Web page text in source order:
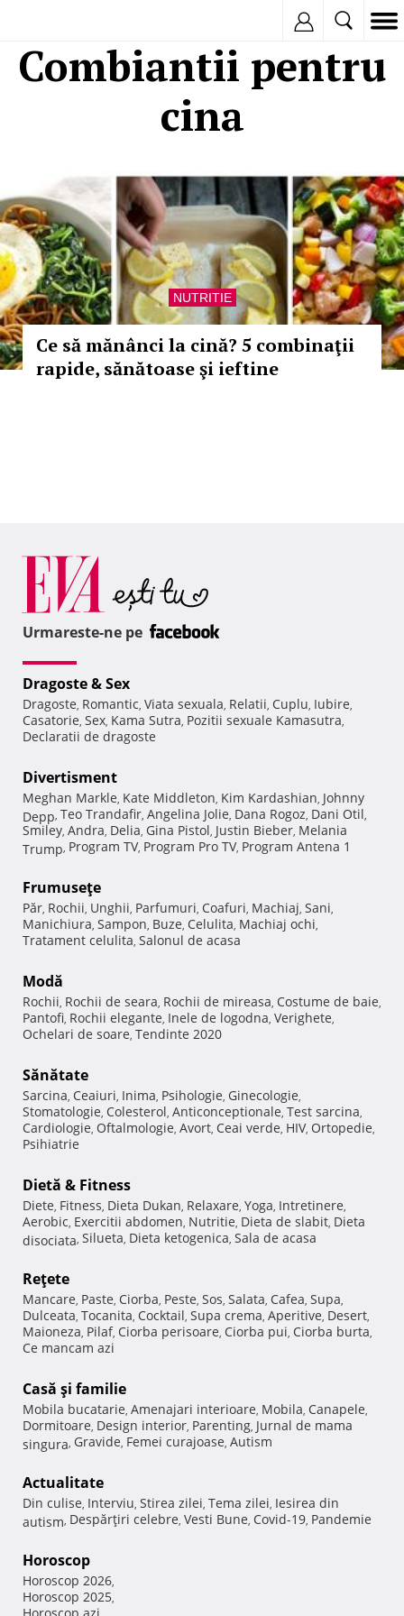
Combiantii pentru
cina
NUTRITIE
Ce să mănânci la cină? 5 combinaţii
rapide, sănătoase şi ieftine
Urmareste-ne pe
Dragoste & Sex
Dragoste, Romantic, Viata sexuala, Relatii, Cuplu, Iubire,
Casatorie, Sex, Kama Sutra, Pozitii sexuale Kamasutra,
Declaratii de dragoste
Divertisment
Meghan Markle, Kate Middleton, Kim Kardashian, Johnny
Depp, Teo Trandafir, Angelina Jolie, Dana Rogoz, Dani Otil,
Smiley, Andra, Delia, Gina Pistol, Justin Bieber, Melania
Trump, Program TV, Program Pro TV, Program Antena 1
Frumuseţe
Păr, Rochii, Unghii, Parfumuri, Coafuri, Machiaj, Sani,
Manichiura, Sampon, Buze, Celulita, Machiaj ochi,
Tratament celulita, Salonul de acasa
Modă
Rochii, Rochii de seara, Rochii de mireasa, Costume de baie,
Pantofi, Rochii elegante, Inele de logodna, Verighete,
Ochelari de soare, Tendinte 2020
Sănătate
Sarcina, Ceaiuri, Inima, Psihologie, Ginecologie,
Stomatologie, Colesterol, Anticonceptionale, Test sarcina,
Cardiologie, Oftalmologie, Avort, Ceai verde, HIV, Ortopedie,
Psihiatrie
Dietă & Fitness
Diete, Fitness, Dieta Dukan, Relaxare, Yoga, Intretinere,
Aerobic, Exercitii abdomen, Nutritie, Dieta de slabit, Dieta
disociata, Silueta, Dieta ketogenica, Sala de acasa
Reţete
Mancare, Paste, Ciorba, Peste, Sos, Salata, Cafea, Supa,
Dulceata, Tocanita, Cocktail, Supa crema, Aperitive, Desert,
Maioneza, Pilaf, Ciorba perisoare, Ciorba pui, Ciorba burta,
Ce mancam azi
Casă şi familie
Mobila bucatarie, Amenajari interioare, Mobila, Canapele,
Dormitoare, Design interior, Parenting, Jurnal de mama
singura, Gravide, Femei curajoase, Autism
Actualitate
Din culise, Interviu, Stirea zilei, Tema zilei, Iesirea din
autism, Despărţiri celebre, Vesti Bune, Covid-19, Pandemie
Horoscop
Horoscop 2026,
Horoscop 2025,